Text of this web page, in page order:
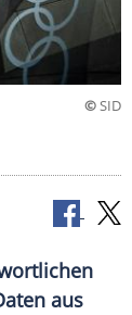
©SID
aus